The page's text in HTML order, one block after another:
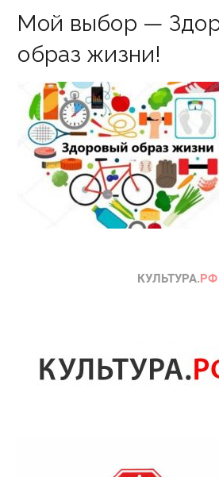
Мой выбор —
образ жизни!